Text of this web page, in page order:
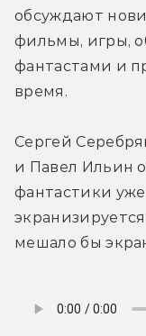
обсуждают
фильмы, игры,
фантастами и
время.
Сергей
и Павел Ильин
фантастики
мешало бы